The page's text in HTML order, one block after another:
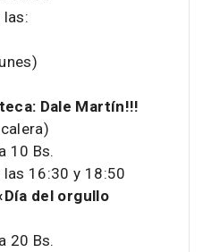
las:
Dale Martín!!!
10 Bs.
16:30 y 18:50
del orgullo
20 Bs.